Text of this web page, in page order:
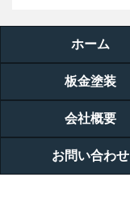
ホーム
板金塗装
会社概要
お問い合わせ